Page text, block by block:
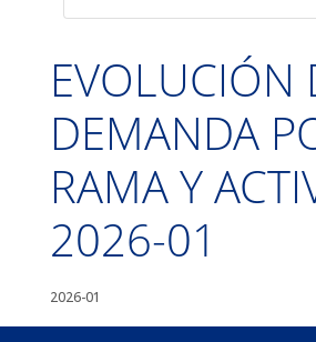
EVOLUCIÓN
DEMANDA
RAMA Y
2026-01
2026-01